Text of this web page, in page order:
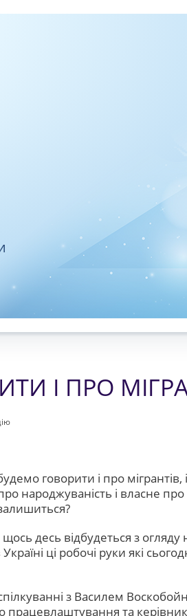
І ПРО
говорити і про
народжуваність і власне
десь відбудеться з
ці робочі руки які
з Василем
працевлаштування та